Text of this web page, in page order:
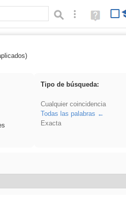
Búsqueda avanzada
Ayuda
(en
Tipo de búsqueda:
Cualquier coincidencia
Todas las palabras
Exacta